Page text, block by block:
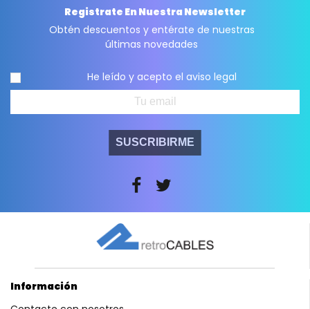
Registrate En Nuestra Newsletter
Obtén descuentos y entérate de nuestras
últimas novedades
He leído y acepto el aviso legal
SUSCRIBIRME
Información